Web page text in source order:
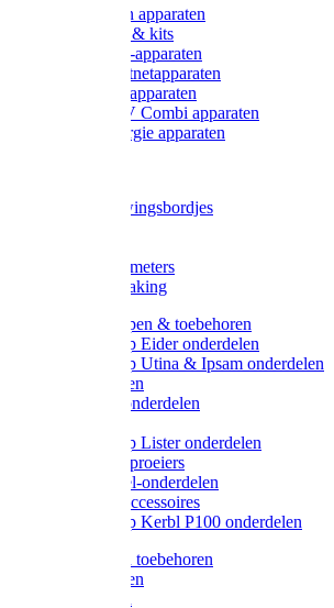
Onderdelen apparaten
Starter sets & kits
9V Batterij-apparaten
230V Lichtnetapparaten
12V Accu-apparaten
230V / 12V Combi apparaten
Zonne-energie apparaten
Waarschuwingsbordjes
Wegers en meters
Video bewaking
Weidepompen & toebehoren
Weidepomp Eider onderdelen
Weidepomp Utina & Ipsam onderdelen
Drinkbakken
Drinkbak onderdelen
Weidepomp Lister onderdelen
Nippels / Sproeiers
Drinknippel-onderdelen
Drinkbak accessoires
Weidepomp Kerbl P100 onderdelen
Oormerken toebehoren
Enkelbanden